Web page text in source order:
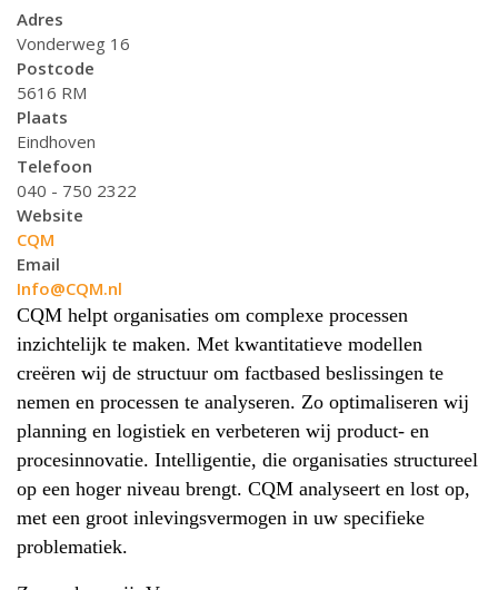
Adres
Vonderweg 16
Postcode
5616 RM
Plaats
Eindhoven
Telefoon
040 - 750 2322
Website
CQM
Email
Info@CQM.nl
CQM helpt organisaties om complexe processen
inzichtelijk te maken. Met kwantitatieve modellen
creëren wij de structuur om factbased beslissingen te
nemen en processen te analyseren. Zo optimaliseren wij
planning en logistiek en verbeteren wij product- en
procesinnovatie. Intelligentie, die organisaties structureel
op een hoger niveau brengt. CQM analyseert en lost op,
met een groot inlevingsvermogen in uw specifieke
problematiek.